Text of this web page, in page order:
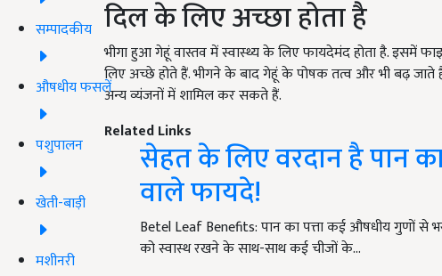
सम्पादकीय
औषधीय फसलें
पशुपालन
खेती-बाड़ी
मशीनरी
दिल के लिए अच्छा होता है
भीगा हुआ गेहूं वास्तव में स्वास्थ्य के लिए फायदेमंद होता है. इसमें
लिए अच्छे होते हैं. भीगने के बाद गेहूं के पोषक तत्व और भी बढ़
अन्य व्यंजनों में शामिल कर सकते हैं.
Related Links
सेहत के लिए वरदान है पान
वाले फायदे!
Betel Leaf Benefits: पान का पत्ता कई औषधीय गुणों से
को स्वास्थ रखने के साथ-साथ कई चीजों के…